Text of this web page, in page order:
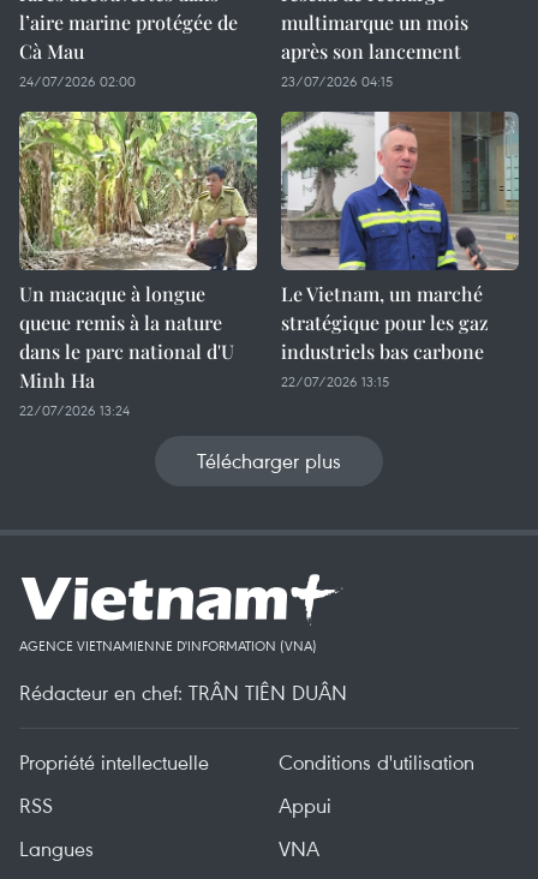
l’aire marine protégée de
Cà Mau
24/07/2026 02:00
multimarque un mois
après son lancement
23/07/2026 04:15
Un macaque à longue
queue remis à la nature
dans le parc national d'U
Minh Ha
22/07/2026 13:24
Le Vietnam, un marché
stratégique pour les gaz
industriels bas carbone
22/07/2026 13:15
Télécharger plus
AGENCE VIETNAMIENNE D'INFORMATION (VNA)
Rédacteur en chef: TRÂN TIÊN DUÂN
Propriété intellectuelle
Conditions d'utilisation
RSS
Appui
Langues
VNA